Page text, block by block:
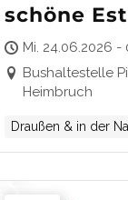
schöne
Mi. 24.06.2026 -
Bushaltestelle
Heimbruch
Draußen & in der